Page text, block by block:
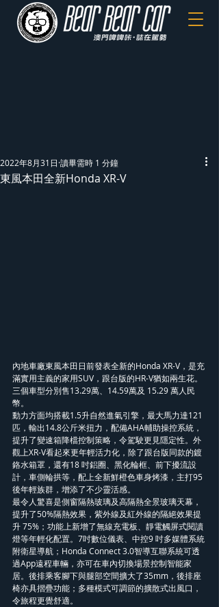
東風本田全新Honda XR-V
2022年8月31日 讀畢需時 1 分鐘
內地車廠東風本田日前發表全新的Honda XR-V，是充
滿實用主義的家用SUV，跟台版的HR-V猶如兩生花。
三個車型分別售13.29萬、14.59萬及 15.29 萬人民
幣。
動力方面均搭載1.5升自然進氣引擎，最大馬力達121
匹，輸出14.8公斤米扭力，配備AHA輔助操控系統，
提升了變速箱降檔控制策略，令駕駛更見隱定性。外
觀上XR-V看起來更年輕活力化，除了跟台版同款的鍍
鉻水箱罩，還有18 吋鋁圈、黑化輪框、前下擾流設
計，車側輪拱等，配上全新鮮橙色車身烤漆，主打95
後年輕族群，增添了不少靈活感。
最令人驚喜是側窗隔熱玻璃及高隔熱全景玻璃天幕，
提升了50%隔熱效果，紫外線及紅外線的隔絕效果提
升 75%；功能上新增了無線充電板、靜電觸屏式閱讀
燈等年輕化配置。7吋數位儀表、中控9 吋多媒體系統
附衛星導航；Honda Connect 3.0智導互聯系統可透
過App遠程車輛，亦可在車內切換場景控制智能家
居。後排乘客腳下與腿部空間擴大了35mm，後排座
椅亦具摺疊功能；多種模式可調節的擴散式出風口，
令旅程更覺舒適。